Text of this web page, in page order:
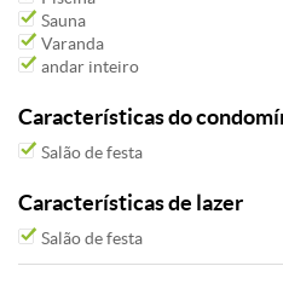
Sauna
Varanda
andar inteiro
Características do
Salão de festa
Características de lazer
Salão de festa